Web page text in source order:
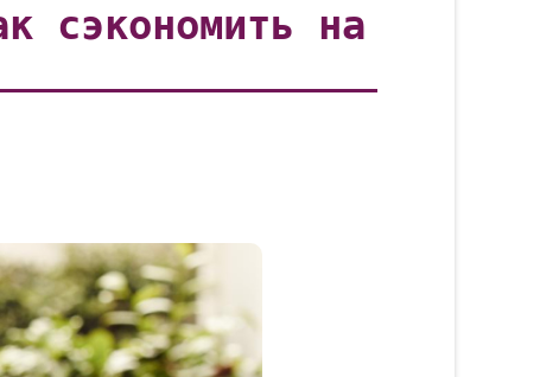
сэкономить на